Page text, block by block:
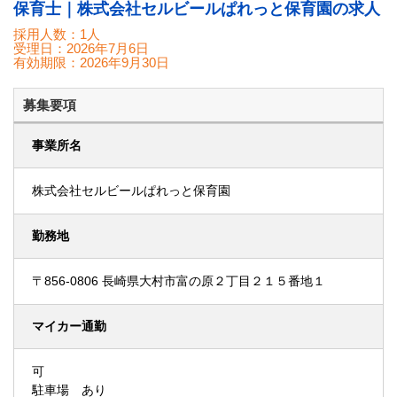
保育士｜株式会社セルビールぱれっと保育園の求人
採用人数：1人
受理日： 2026年7月6日
有効期限： 2026年9月30日
募集要項
事業所名
株式会社セルビールぱれっと保育園
勤務地
〒856-0806 長崎県大村市富の原２丁目２１５番地１
マイカー通勤
可
駐車場 あり